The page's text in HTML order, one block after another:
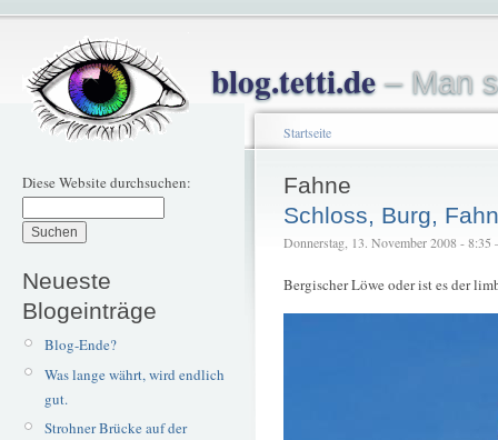
blog.tetti.de– Man
Diese Website durchsuchen:
Neueste
Blogeinträge
Blog-Ende?
Was lange währt, wird endlich
gut.
Strohner Brücke auf der
Startseite
Fahne
Schloss, Burg,
Donnerstag, 13. November 2008 - 8:35
Bergischer Löwe oder ist es der